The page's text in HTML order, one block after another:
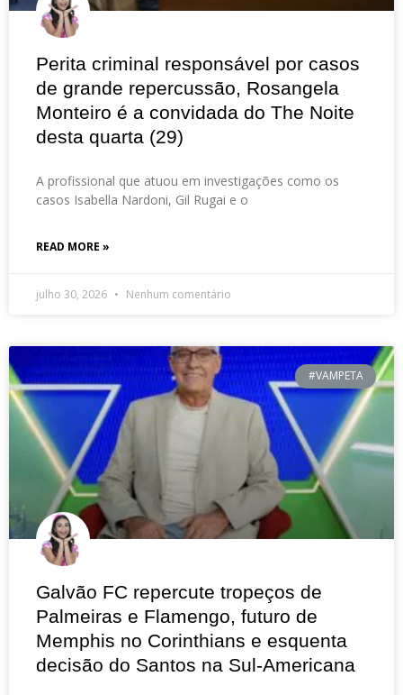
Perita criminal responsável por casos
de grande repercussão, Rosangela
Monteiro é a convidada do The Noite
desta quarta (29)
A profissional que atuou em investigações como os
casos Isabella Nardoni, Gil Rugai e o
READ MORE »
julho 30, 2026 Nenhum comentário
#VAMPETA
Galvão FC repercute tropeços de
Palmeiras e Flamengo, futuro de
Memphis no Corinthians e esquenta
decisão do Santos na Sul-Americana